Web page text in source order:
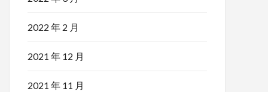
2022 年 2 月
2021 年 12 月
2021 年 11 月